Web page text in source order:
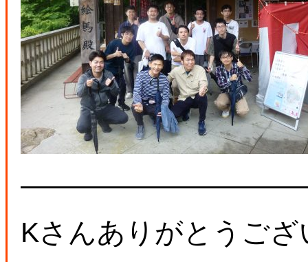
Kさんありがとうご